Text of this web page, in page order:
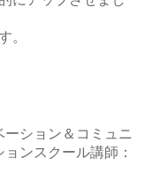
。
ーション＆コミュニ
ョンスクール講師：